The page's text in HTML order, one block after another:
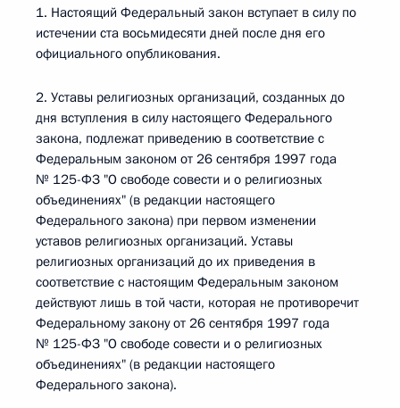
1. Настоящий Федеральный закон вступает в силу по
истечении ста восьмидесяти дней после дня его
официального опубликования.
2. Уставы религиозных организаций, созданных до
дня вступления в силу настоящего Федерального
закона, подлежат приведению в соответствие с
Федеральным законом от 26 сентября 1997 года
№ 125-ФЗ "О свободе совести и о религиозных
объединениях" (в редакции настоящего
Федерального закона) при первом изменении
уставов религиозных организаций. Уставы
религиозных организаций до их приведения в
соответствие с настоящим Федеральным законом
действуют лишь в той части, которая не противоречит
Федеральному закону от 26 сентября 1997 года
№ 125-ФЗ "О свободе совести и о религиозных
объединениях" (в редакции настоящего
Федерального закона).